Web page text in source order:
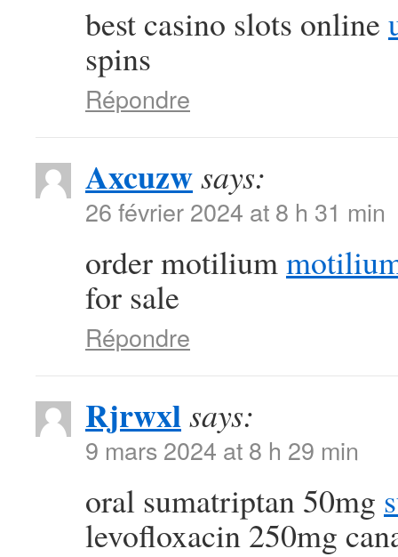
best casino slots online
spins
Répondre
Axcuzwsays:
26 février 2024 at 8 h 31 min
order motilium
for sale
Répondre
Rjrwxlsays:
9 mars 2024 at 8 h 29 min
oral sumatriptan 50mg
levofloxacin 250mg